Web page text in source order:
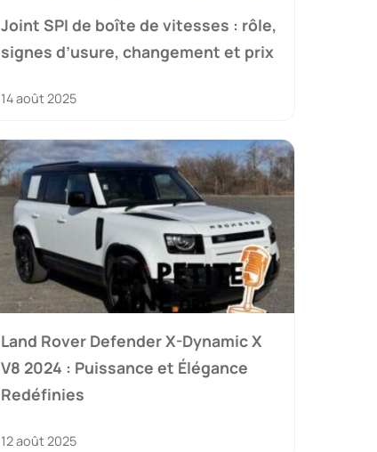
Joint SPI de boîte de vitesses : rôle,
signes d’usure, changement et prix
14 août 2025
Land Rover Defender X-Dynamic X
V8 2024 : Puissance et Élégance
Redéfinies
12 août 2025